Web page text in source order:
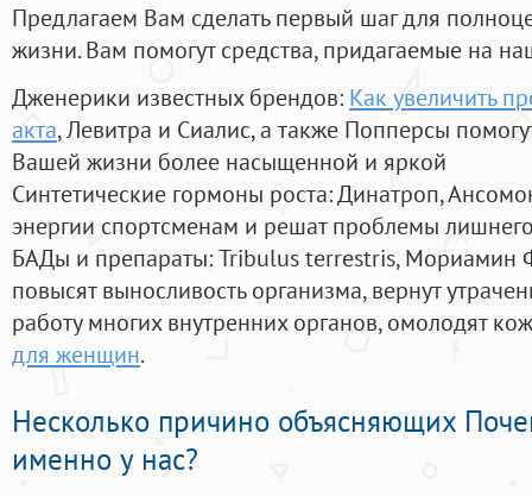
Предлагаем Вам сделать первый шаг для
жизни. Вам помогут средства, придагаемые на
Дженерики известных брендов: Как увеличить
акта, Левитра и Сиалис, а также Попперсы
Вашей жизни более насыщенной и яркой
Синтетические гормоны роста: Динатроп,
энергии спортсменам и решат проблемы
БАДы и препараты:Tribulus terrestris, Мориамин
повысят выносливость организма, вернут
работу многих внутренних органов, омолодят
для женщин.
Несколько причино объясняющих
именно у нас?